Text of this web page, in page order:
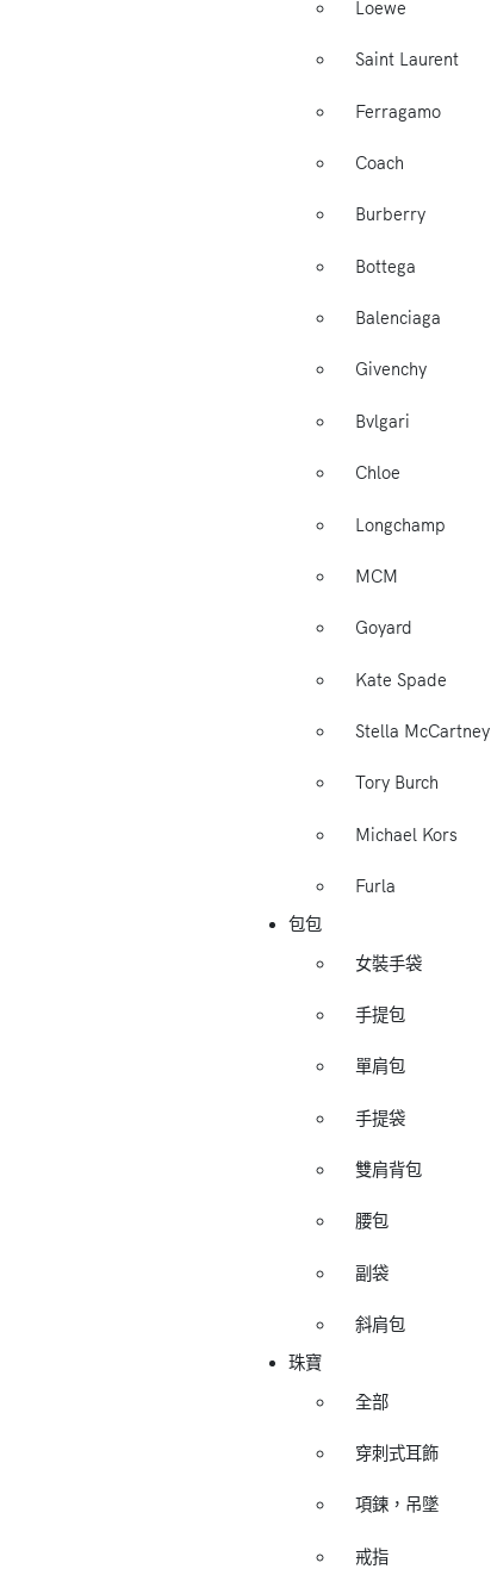
Loewe
Saint Laurent
Ferragamo
Coach
Burberry
Bottega
Balenciaga
Givenchy
Bvlgari
Chloe
Longchamp
MCM
Goyard
Kate Spade
Stella McCartney
Tory Burch
Michael Kors
Furla
包包
女裝手袋
手提包
單肩包
手提袋
雙肩背包
腰包
副袋
斜肩包
珠寶
全部
穿刺式耳飾
項鍊，吊墜
戒指